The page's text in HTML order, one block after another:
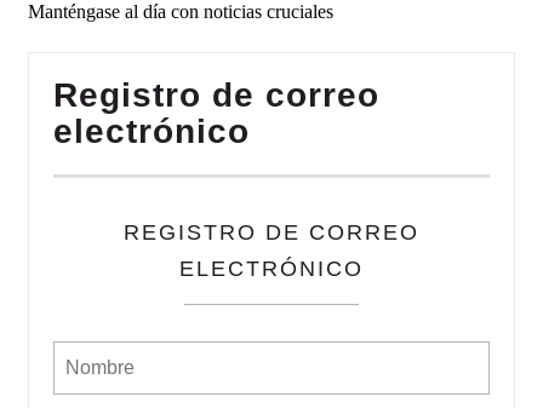
Manténgase al día con noticias cruciales
Registro de correo
electrónico
REGISTRO DE CORREO
ELECTRÓNICO